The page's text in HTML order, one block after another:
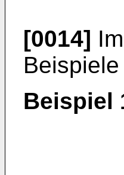
[0014]
Beispiel